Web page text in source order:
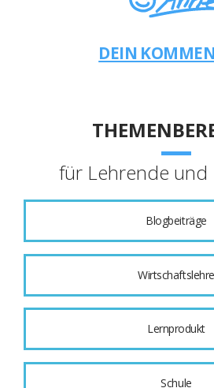
DEIN
für Lehrende und
Blogbeiträge
Wirtschaftslehre
Lernprodukt
Schule